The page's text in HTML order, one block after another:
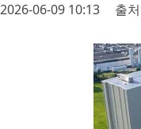
2026-06-09 10:13 출